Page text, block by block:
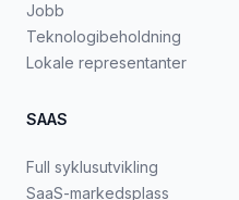
Jobb
Teknologibeholdning
Lokale representanter
SAAS
Full syklusutvikling
SaaS-markedsplass